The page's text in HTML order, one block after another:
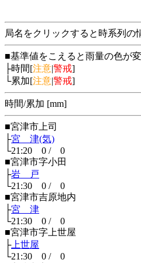
局名をクリックすると時系列の
■基準値をこえると雨量の色が変
├時間[注意|警戒]
└累加[注意|警戒]
時間/累加 [mm]
■宮津市上司
├宮 津(気)
└21:20 0 / 0
■宮津市字小田
├岩 戸
└21:30 0 / 0
■宮津市吉原地内
├宮 津
└21:30 0 / 0
■宮津市字上世屋
├上世屋
└21:30 0 / 0